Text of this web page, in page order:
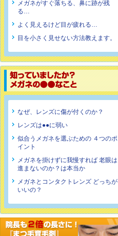
メガネがすぐ落ちる、鼻に跡が残
る…
よく見えるけど目が疲れる…
目を小さく見せない方法教えます。
なぜ、レンズに傷が付くのか？
レンズは●●に弱い
似合うメガネを選ぶための ４つのポ
イント
メガネを掛けずに我慢すれば 老眼は
進まないのか？は本当か
メガネとコンタクトレンズ どっちが
いいの？